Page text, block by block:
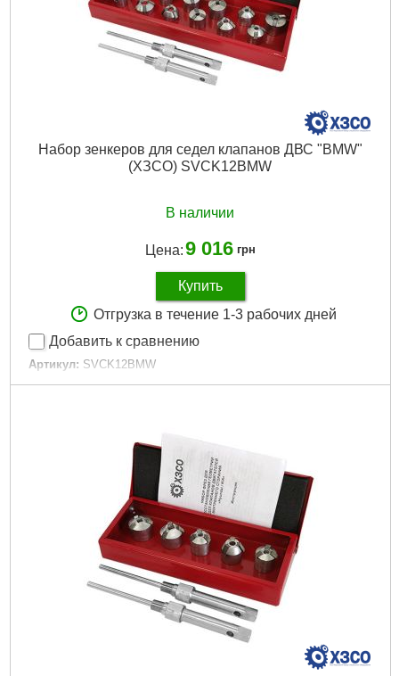
Набор зенкеров для седел клапанов ДВС "BMW"
(ХЗСО) SVCK12BMW
В наличии
Цена:9 016 грн
Купить
Отгрузка в течение 1-3 рабочих дней
Добавить к сравнению
Артикул: SVCK12BMW
Код товара: 23.59.50
Подробнее...